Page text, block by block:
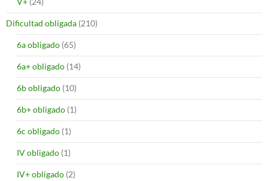
Dificultad obligada (210)
6a obligado (65)
6a+ obligado (14)
6b obligado (10)
6b+ obligado (1)
6c obligado (1)
IV obligado (1)
IV+ obligado (2)